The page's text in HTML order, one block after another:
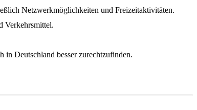
Netzwerkmöglichkeiten und Freizeitaktivitäten.
Verkehrsmittel.
in Deutschland besser zurechtzufinden.